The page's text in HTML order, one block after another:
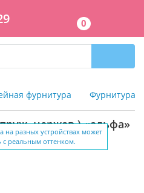
0
фурнитура Фурнитура
нержав.) «альфа»
на разных устройствах может
с реальным оттенком.